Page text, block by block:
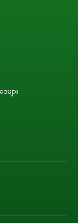
ျား